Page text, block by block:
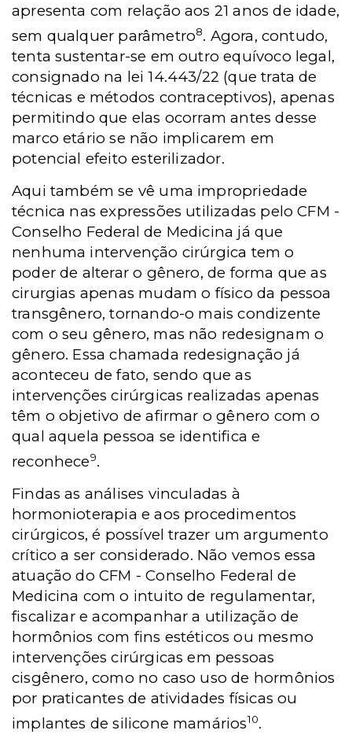
apresenta com relação aos 21 anos de idade,
sem qualquer parâmetro8. Agora, contudo,
tenta sustentar-se em outro equívoco legal,
consignado na lei 14.443/22 (que trata de
técnicas e métodos contraceptivos), apenas
permitindo que elas ocorram antes desse
marco etário se não implicarem em
potencial efeito esterilizador.
Aqui também se vê uma impropriedade
técnica nas expressões utilizadas pelo CFM -
Conselho Federal de Medicina já que
nenhuma intervenção cirúrgica tem o
poder de alterar o gênero, de forma que as
cirurgias apenas mudam o físico da pessoa
transgênero, tornando-o mais condizente
com o seu gênero, mas não redesignam o
gênero. Essa chamada redesignação já
aconteceu de fato, sendo que as
intervenções cirúrgicas realizadas apenas
têm o objetivo de afirmar o gênero com o
qual aquela pessoa se identifica e
reconhece9.
Findas as análises vinculadas à
hormonioterapia e aos procedimentos
cirúrgicos, é possível trazer um argumento
crítico a ser considerado. Não vemos essa
atuação do CFM - Conselho Federal de
Medicina com o intuito de regulamentar,
fiscalizar e acompanhar a utilização de
hormônios com fins estéticos ou mesmo
intervenções cirúrgicas em pessoas
cisgênero, como no caso uso de hormônios
por praticantes de atividades físicas ou
implantes de silicone mamários10.